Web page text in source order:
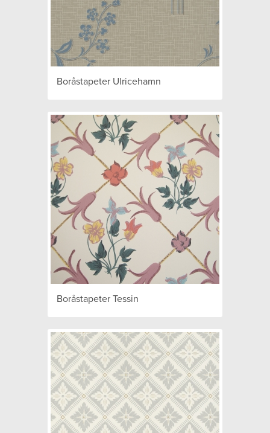
Boråstapeter Ulricehamn
Boråstapeter Tessin